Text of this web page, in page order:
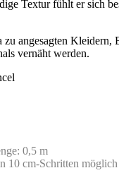
Textur fühlt er sich
zu angesagten Kleidern,
vernäht werden.
0,5 m
10 cm-Schritten möglich